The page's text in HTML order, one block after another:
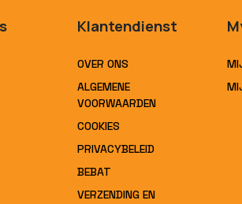
Klantendienst
OVER ONS
ALGEMENE
VOORWAARDEN
COOKIES
PRIVACYBELEID
BEBAT
VERZENDING EN